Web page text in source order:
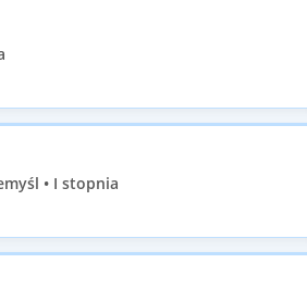
• I stopnia